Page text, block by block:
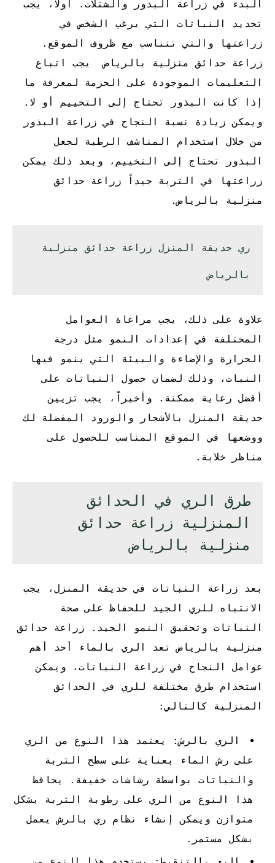
البدء في زراعة البذور والشتلات. أولاً، يجب
تحديد النباتات التي يرغب الشخص في
زراعتها والتي تتناسب مع ظروف الموقع.
زراعة حدائق منزلية بالرياض يجب اتباع
التعليمات الموجودة على الحزمة لمعرفة ما
إذا كانت البذور تحتاج إلى التخييم أو لا.
ويمكن زيادة نسبة النجاح في زراعة البذور
من خلال استخدام المناشف الرطبة لجعل
البذور تحتاج إلى التخييم، وبعد ذلك يمكن
زراعتها في التربة جيداً زراعة حدائق
منزلية بالرياض.
ري حديقة المنزل زراعة حدائق منزلية
بالرياض
علاوة على ذلك، يجب مراعاة العوامل
المختلفة في إعدادات النمو مثل درجة
الحرارة والإضاءة والبيئة التي ينمو فيها
النبات، وذلك لضمان حصول النباتات على
أفضل رعاية ممكنة. وأخيراً، يجب تزيين
حديقة المنزل بالأشجار والورود المفضلة لك
ووضعها في الموقع المناسب للحصول على
مناظر خلابة.
طرق الري في الحدائق
المنزلية زراعة حدائق
منزلية بالرياض
بعد زراعة النباتات في حديقة المنزل، يجب
الانتباه للري الجيد للحفاظ على صحة
النباتات وتحقيق النمو الجيد. زراعة حدائق
منزلية بالرياض تعد الري بالماء أحد أهم
عوامل النجاح في زراعة النباتات، ويمكن
استخدام طرق مختلفة للري في الحدائق
المنزلية كالتالي:
الري بالرش: يعتمد هذا النوع من الري
على رش الماء بعناية على سطح التربة
والنباتات بواسطة رشاشات خفيفة. يحافظ
هذا النوع من الري على رطوبة التربة بشكل
متوازن ويمكن إنشاء نظام ري بالرش يعمل
بشكل مستمر.